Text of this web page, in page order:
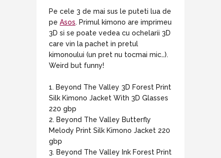
Pe cele 3 de mai sus le puteti lua de
pe Asos. Primul kimono are imprimeu
3D si se poate vedea cu ochelarii 3D
care vin la pachet in pretul
kimonoului (un pret nu tocmai mic…).
Weird but funny!
1. Beyond The Valley 3D Forest Print
Silk Kimono Jacket With 3D Glasses
220 gbp
2. Beyond The Valley Butterfly
Melody Print Silk Kimono Jacket 220
gbp
3. Beyond The Valley Ink Forest Print